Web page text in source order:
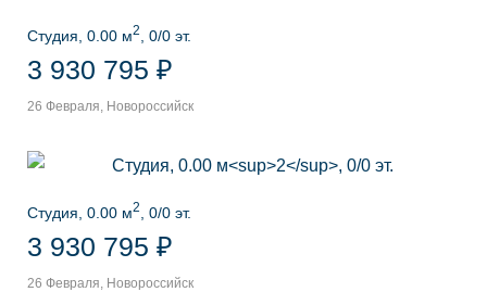
Студия, 0.00 м2 , 0/0 эт.
3 930 795 ₽
26 Февраля, Новороссийск
Студия, 0.00 м2 , 0/0 эт.
3 930 795 ₽
26 Февраля, Новороссийск